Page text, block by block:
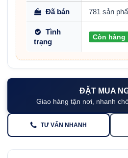
Đã bán 781 sản
Tình
trạng
Còn hàng
ĐẶT MUA
Giao hàng tận nơi, nhanh
TƯ VẤN NHANH